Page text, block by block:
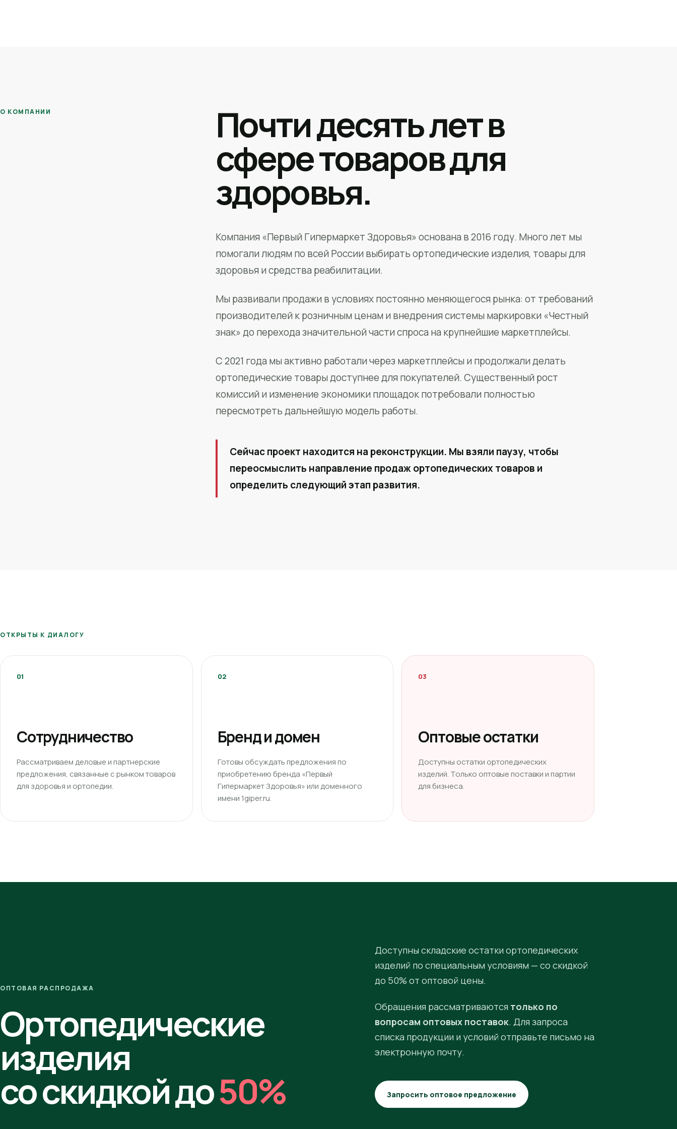
О КОМПАНИИ Почти десять лет в
сфере товаров для
здоровья.
Компания «Первый Гипермаркет Здоровья» основана в 2016 году. Много лет мы
помогали людям по всей России выбирать ортопедические изделия, товары для
здоровья и средства реабилитации.
Мы развивали продажи в условиях постоянно меняющегося рынка: от требований
производителей к розничным ценам и внедрения системы маркировки «Честный
знак» до перехода значительной части спроса на крупнейшие маркетплейсы.
С 2021 года мы активно работали через маркетплейсы и продолжали делать
ортопедические товары доступнее для покупателей. Существенный рост
комиссий и изменение экономики площадок потребовали полностью
пересмотреть дальнейшую модель работы.
Сейчас проект находится на реконструкции. Мы взяли паузу, чтобы
переосмыслить направление продаж ортопедических товаров и
определить следующий этап развития.
ОТКРЫТЫ К ДИАЛОГУ
01
Сотрудничество
Рассматриваем деловые и партнерские
предложения, связанные с рынком товаров
для здоровья и ортопедии.
02
Бренд и домен
Готовы обсуждать предложения по
приобретению бренда «Первый
Гипермаркет Здоровья» или доменного
имени 1giper.ru.
03
Оптовые остатки
Доступны остатки ортопедических
изделий. Только оптовые поставки и партии
для бизнеса.
ОПТОВАЯ РАСПРОДАЖА
Ортопедические
изделия
со скидкой до50%
Доступны складские остатки ортопедических
изделий по специальным условиям — со скидкой
до 50% от оптовой цены.
Обращения рассматриваются только по
вопросам оптовых поставок. Для запроса
списка продукции и условий отправьте письмо на
электронную почту.
Запросить оптовое предложение